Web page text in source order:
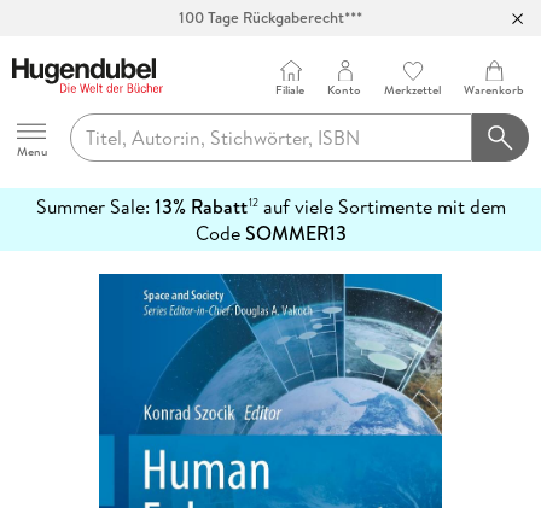
100 Tage Rückgaberecht***
Hugendubel
Menu
Filiale Konto Merkzettel Warenkorb
Summer Sale: 13% Rabatt12auf viele Sortimente mit dem
CodeSOMMER13
erfahren